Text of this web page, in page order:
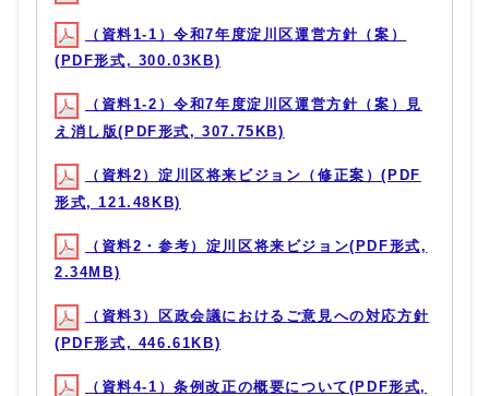
（資料1-1）令和7年度淀川区運営方針（案）
(PDF形式, 300.03KB)
（資料1-2）令和7年度淀川区運営方針（案）見
え消し版(PDF形式, 307.75KB)
（資料2）淀川区将来ビジョン（修正案）(PDF
形式, 121.48KB)
（資料2・参考）淀川区将来ビジョン(PDF形式,
2.34MB)
（資料3）区政会議におけるご意見への対応方針
(PDF形式, 446.61KB)
（資料4-1）条例改正の概要について(PDF形式,